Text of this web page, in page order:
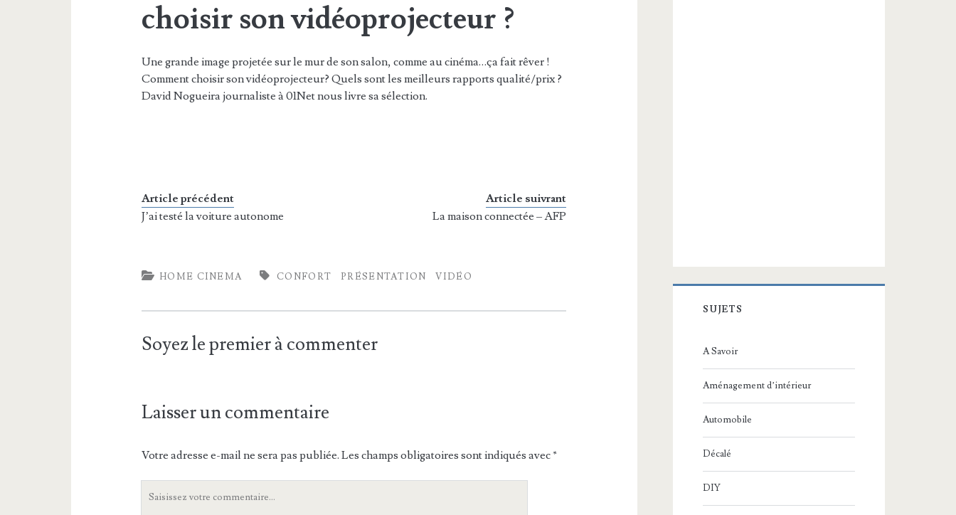
choisir son vidéoprojecteur ?
Une grande image projetée sur le mur de son salon, comme au cinéma…ça fait rêver !
Comment choisir son vidéoprojecteur? Quels sont les meilleurs rapports qualité/prix ?
David Nogueira journaliste à 01Net nous livre sa sélection.
Article précédent
J’ai testé la voiture autonome
Article suivrant
La maison connectée – AFP
HOME CINEMA CONFORT PRÉSENTATION VIDÉO
Soyez le premier à commenter
Laisser un commentaire
Votre adresse e-mail ne sera pas publiée. Les champs obligatoires sont indiqués avec*
SUJETS
A Savoir
Aménagement d’intérieur
Automobile
Décalé
DIY